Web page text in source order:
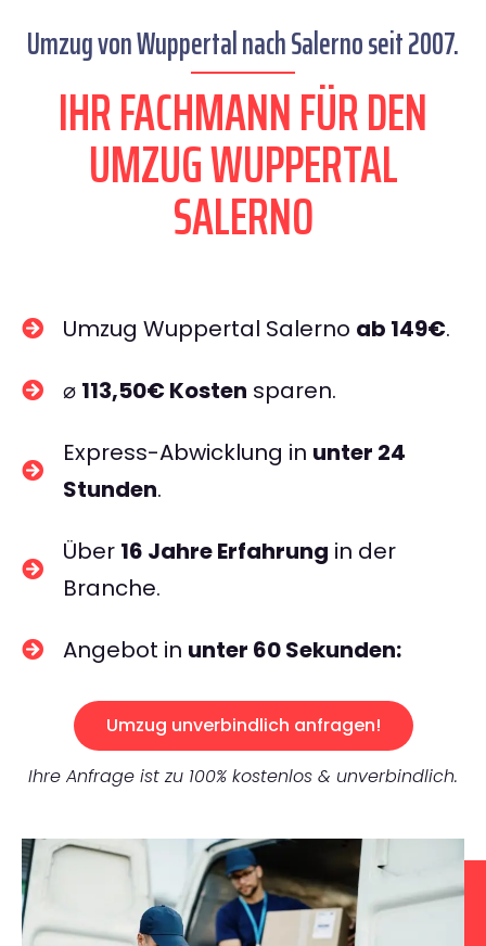
Umzug von Wuppertal nach Salerno seit 2007.
IHR FACHMANN FÜR DEN
UMZUG WUPPERTAL
SALERNO
Umzug Wuppertal Salerno ab 149€.
⌀ 113,50€ Kosten sparen.
Express-Abwicklung in unter 24
Stunden.
Über 16 Jahre Erfahrung in der
Branche.
Angebot in unter 60 Sekunden:
Umzug unverbindlich anfragen!
Ihre Anfrage ist zu 100% kostenlos & unverbindlich.